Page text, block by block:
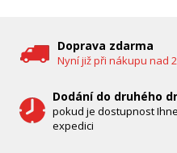
Doprava zdarma
Nyní již při nákupu nad
Dodání do druhého
pokud je dostupnost
expedici